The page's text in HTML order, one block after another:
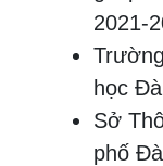
2021-
học
Sở
phố